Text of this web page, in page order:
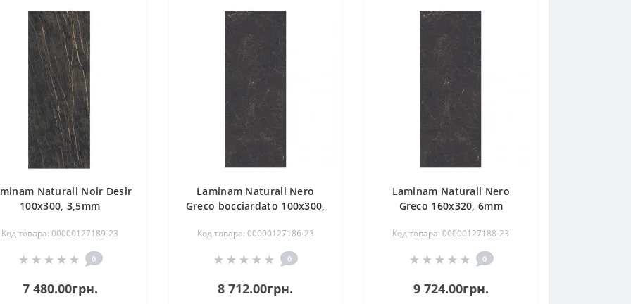
Naturali Noir Desir
100x300, 3,5mm
Код товара: 00000127189-23
0
7 480.00грн.
Laminam Naturali Nero
Greco bocciardato 100x300,
Код товара: 00000127186-23
0
8 712.00грн.
Laminam Naturali Nero
Greco 160x320, 6mm
Код товара: 00000127188-23
0
9 724.00грн.